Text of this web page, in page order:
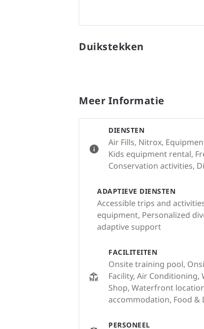
Duikstekken
Meer Informatie
DIENSTEN
Air Fills, Nitrox,
Kids equipment rental,
Conservation activities,
ADAPTIEVE DIENSTEN
Accessible trips and
equipment, Personalized
adaptive support
FACILITEITEN
Onsite training pool,
Facility, Air Conditioning,
Shop, Waterfront
accommodation, Food &
PERSONEEL